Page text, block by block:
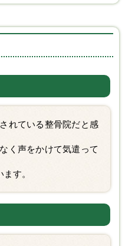
れている整骨院だと感
く声をかけて気遣って
す。